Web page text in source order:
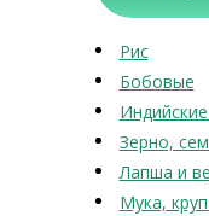
Рис
Бобовые
Индийские
Зерно,
Лапша и
Мука,